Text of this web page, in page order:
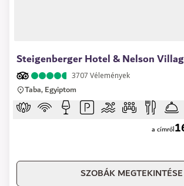
Steigenberger Hotel & Nelson
3707 Vélemények
Taba, Egyiptom
a címről
SZOBÁK MEGTEKINTÉSE